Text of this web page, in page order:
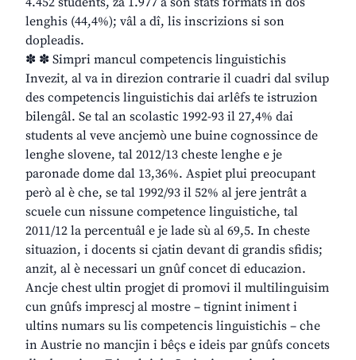
lenghis (44,4%); vâl a dî, lis inscrizions si son
dopleadis.
✽ ✽ Simpri mancul competencis linguistichis
Invezit, al va in direzion contrarie il cuadri dal svilup
des competencis linguistichis dai arlêfs te istruzion
bilengâl. Se tal an scolastic 1992-93 il 27,4% dai
students al veve ancjemò une buine cognossince de
lenghe slovene, tal 2012/13 cheste lenghe e je
paronade dome dal 13,36%. Aspiet plui preocupant
però al è che, se tal 1992/93 il 52% al jere jentrât a
scuele cun nissune competence linguistiche, tal
2011/12 la percentuâl e je lade sù al 69,5. In cheste
situazion, i docents si cjatin devant di grandis sfidis;
anzit, al è necessari un gnûf concet di educazion.
Ancje chest ultin progjet di promovi il multilinguisim
cun gnûfs imprescj al mostre – tignint iniment i
ultins numars su lis competencis linguistichis – che
in Austrie no mancjin i bêçs e ideis par gnûfs concets